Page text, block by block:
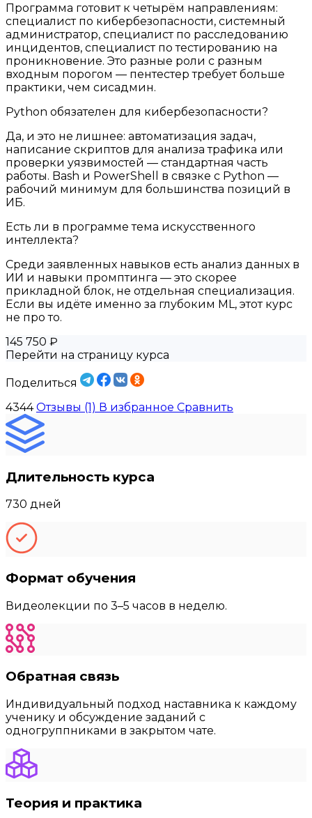
Программа готовит к четырём направлениям:
специалист по кибербезопасности, системный
администратор, специалист по расследованию
инцидентов, специалист по тестированию на
проникновение. Это разные роли с разным
входным порогом — пентестер требует больше
практики, чем сисадмин.
Python обязателен для кибербезопасности?
Да, и это не лишнее: автоматизация задач,
написание скриптов для анализа трафика или
проверки уязвимостей — стандартная часть
работы. Bash и PowerShell в связке с Python —
рабочий минимум для большинства позиций в
ИБ.
Есть ли в программе тема искусственного
интеллекта?
Среди заявленных навыков есть анализ данных в
ИИ и навыки промптинга — это скорее
прикладной блок, не отдельная специализация.
Если вы идёте именно за глубоким ML, этот курс
не про то.
145 750 ₽
Перейти на страницу курса
Поделиться
4344 Отзывы (1) В избранное Сравнить
Длительность курса
730 дней
Формат обучения
Видеолекции по 3–5 часов в неделю.
Обратная связь
Индивидуальный подход наставника к каждому
ученику и обсуждение заданий с
одногруппниками в закрытом чате.
Теория и практика